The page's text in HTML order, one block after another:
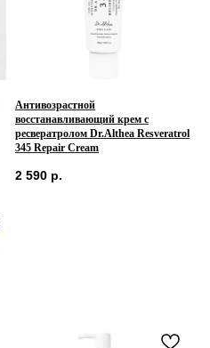
Антивозрастной
восстанавливающий крем с
ресвератролом Dr.Althea Resveratrol
345 Repair Cream
2 590 р.